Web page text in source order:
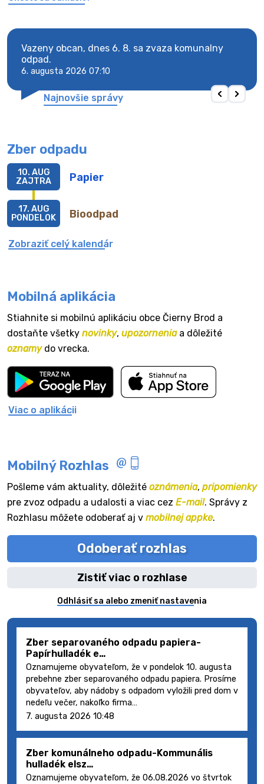
Vazeny obcan, dnes 6. 8. sa zvaza komunalny
odpad.
6. augusta 2026 07:10
Najnovšie správy
Zber odpadu
Papier
10. AUG
ZAJTRA
Bioodpad
17. AUG
PONDELOK
Zobraziť celý kalendár
Mobilná aplikácia
Stiahnite si mobilnú aplikáciu obce Čierny Brod a
dostaňte všetky novinky, upozorneniaa dôležité
oznamydo vrecka.
Viac o aplikácii
Mobilný Rozhlas
Pošleme vám aktuality, dôležité oznámenia, pripomienky
pre zvoz odpadu a udalosti a viac cez E-mail. Správy z
Rozhlasu môžete odoberať aj v mobilnej appke.
Odoberať rozhlas
Zistiť viac o rozhlase
Odhlásiť sa alebo zmeniť nastavenia
Zber separovaného odpadu papiera-
Papírhulladék e…
Oznamujeme obyvateľom, že v pondelok 10. augusta
prebehne zber separovaného odpadu papiera. Prosíme
obyvateľov, aby nádoby s odpadom vyložili pred dom v
nedeľu večer, nakoľko firma…
7. augusta 2026 10:48
Zber komunálneho odpadu-Kommunális
hulladék elsz…
Oznamujeme obyvateľom, že 06.08.2026 vo štvrtok